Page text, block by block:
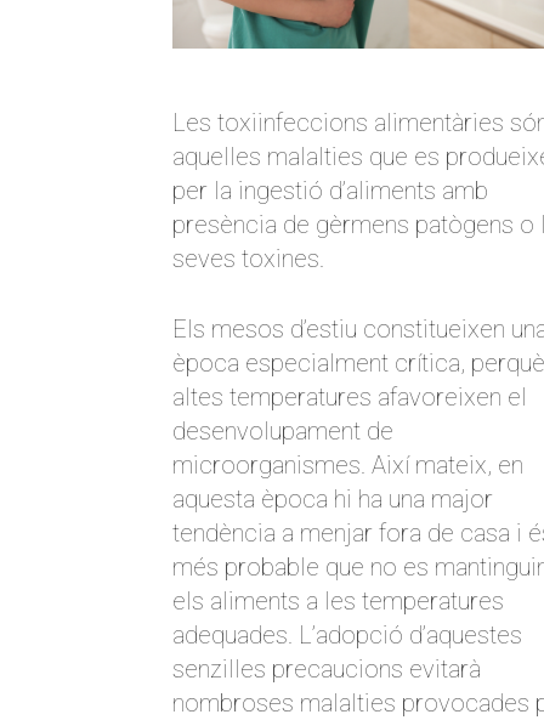
Les toxiinfeccions alimentàries
aquelles malalties que es
per la ingestió d’aliments amb
presència de gèrmens patògens o
seves toxines.
Els mesos d’estiu constitueixen
època especialment crítica,
altes temperatures afavoreixen el
desenvolupament de
microorganismes. Així mateix, en
aquesta època hi ha una major
tendència a menjar fora de casa i
més probable que no es
els aliments a les temperatures
adequades. L’adopció d’aquestes
senzilles precaucions evitarà
nombroses malalties provocades